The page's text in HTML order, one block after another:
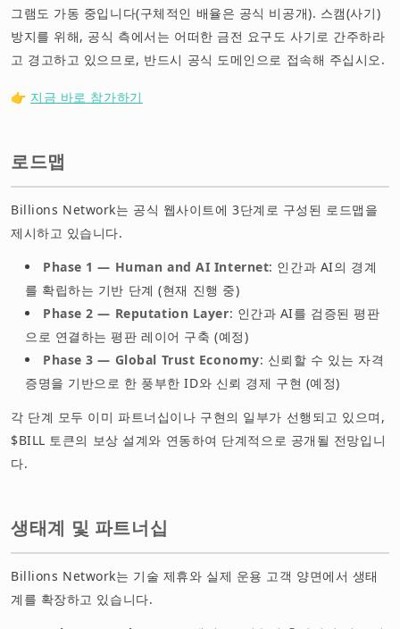
그램도 가동 중입니다(구체적인 배율은 공식 비공개). 스캠(사기)
방지를 위해, 공식 측에서는 어떠한 금전 요구도 사기로 간주하라
고 경고하고 있으므로, 반드시 공식 도메인으로 접속해 주십시오.
👉 지금 바로 참가하기
로드맵
Billions Network는 공식 웹사이트에 3단계로 구성된 로드맵을
제시하고 있습니다.
Phase 1 — Human and AI Internet: 인간과 AI의 경계
를 확립하는 기반 단계 (현재 진행 중)
Phase 2 — Reputation Layer: 인간과 AI를 검증된 평판
으로 연결하는 평판 레이어 구축 (예정)
Phase 3 — Global Trust Economy: 신뢰할 수 있는 자격
증명을 기반으로 한 풍부한 ID와 신뢰 경제 구현 (예정)
각 단계 모두 이미 파트너십이나 구현의 일부가 선행되고 있으며,
$BILL 토큰의 보상 설계와 연동하여 단계적으로 공개될 전망입니
다.
생태계 및 파트너십
Billions Network는 기술 제휴와 실제 운용 고객 양면에서 생태
계를 확장하고 있습니다.